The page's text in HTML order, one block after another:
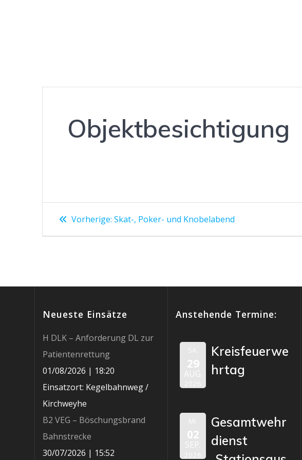
Objektbesichtigung
Beitragsnavigation
Vorherige: Vorheriger
Skat-, Poker- und Knobelabend
Neueste Einsätze
H DLK – Anforderung DL zur
Patientenrettung
01/08/2026 | 18:20
Einsatzort: Kegelbahnweg /
Kirchweyhe
B2 VEG – Böschungsbrand
Bahnstrecke
30/07/2026 | 15:52
Anstehende Termine:
SA.
29
AUG.
2026
Kreisfeuerwe
hrtag
MI.
02
SEP.
2026
Gesamtwehr
dienst